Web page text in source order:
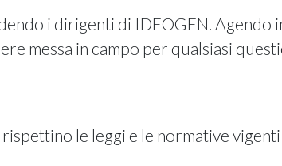
i dirigenti di IDEOGEN. Agendo
messa in campo per qualsiasi
le leggi e le normative